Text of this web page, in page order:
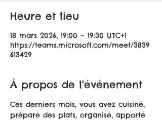
Heure et lieu
18 mars 2026, 19:00 – 19:30 UTC+1
https://teams.microsoft.com/meet/3839
613429
À propos de l'événement
Ces derniers mois, vous avez cuisiné,
préparé des plats, organisé, apporté